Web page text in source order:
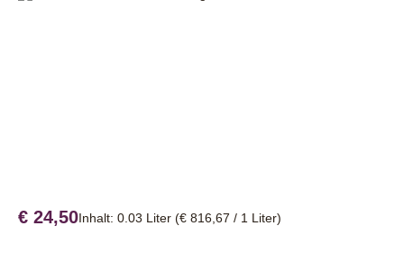
€ 24,50Inhalt: 0.03 Liter (€ 816,67 / 1 Liter)